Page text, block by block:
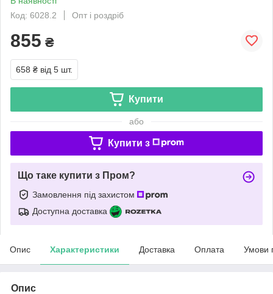
Код: 6028.2
Опт і роздріб
855 ₴
658 ₴ від 5 шт.
Купити
або
Купити з
Що таке купити з Пром?
Замовлення під захистом
Доступна доставка
Опис Характеристики Доставка Оплата Умови
Опис